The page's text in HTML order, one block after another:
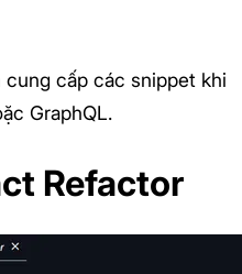
cung cấp các snippet khi
GraphQL.
Refactor